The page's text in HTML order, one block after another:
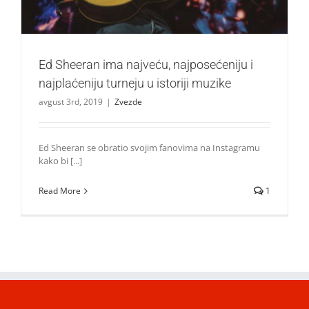
Ed Sheeran ima najveću, najposećeniju i
najplaćeniju turneju u istoriji muzike
avgust 3rd, 2019 | Zvezde
Ed Sheeran se obratio svojim fanovima na Instagramu
kako bi [...]
Read More 1